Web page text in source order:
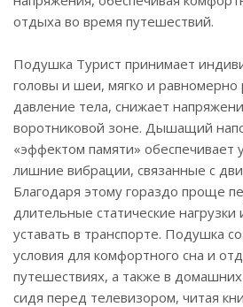
отдыха во время путешествий.
Подушка Турист принимает
головы и шеи, мягко и равномерно
давление тела, снижает
воротниковой зоне. Дышащий
«эффектом памяти» обеспечивает
лишние вибрации, связанные с
Благодаря этому гораздо проще
длительные статические
уставать в транспорте. Подушка
условия для комфортного сна и
путешествиях, а также в
сидя перед телевизором, читая